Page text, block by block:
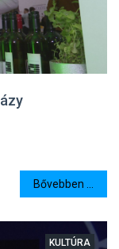
Bővebben ...
KULTÚRA